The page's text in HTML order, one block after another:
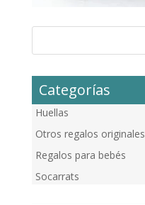
Categorías
Huellas
Otros regalos originales
Regalos para bebés
Socarrats